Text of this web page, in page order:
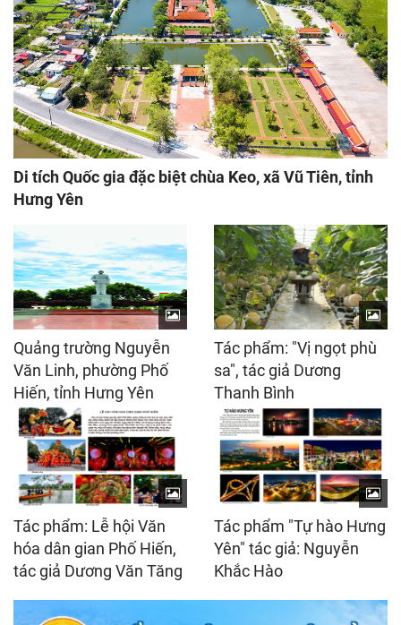
Di tích Quốc gia đặc biệt chùa Keo, xã Vũ Tiên, tỉnh
Hưng Yên
Quảng trường Nguyễn
Văn Linh, phường Phố
Hiến, tỉnh Hưng Yên
Tác phẩm: "Vị ngọt phù
sa", tác giả Dương
Thanh Bình
Tác phẩm: Lễ hội Văn
hóa dân gian Phố Hiến,
tác giả Dương Văn Tăng
Tác phẩm "Tự hào Hưng
Yên" tác giả: Nguyễn
Khắc Hào